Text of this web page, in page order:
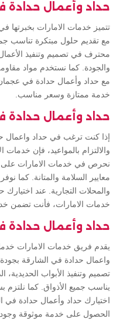
حداد وأعمال
تتميز خدمات الامارات
مع تقديم حلول مبتكرة تناسب
محترف في تصميم وتنفيذ
والجودة. كما نستخدم مواد
مع حداد وأعمال حدادة في
خدمة ممتازة وسعر مناسب.
حداد وأعمال حدادة
إذا كنت ترغب في حداد واعمال
والالتزام بالمواعيد، فإن
نحرص في خدمات الامارات على
معايير السلامة والمتانة. كما
والمحلات التجارية. عند
خدمات الامارات، فأنت تضمن
حداد وأعمال حدادة
يقدم فريق خدمات الامارات
واعمال حدادة في الشارقة
تصميم وتنفيذ الأبواب
يناسب جميع الأذواق. كما نلتزم
اختيارك حداد وأعمال حدادة
الحصول على خدمة موثوقة